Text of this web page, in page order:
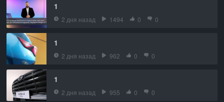
1
2 дня назад 1494 0 0
1
2 дня назад 962 0 0
1
2 дня назад 955 0 0